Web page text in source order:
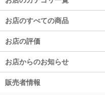
お店のすべての商品
お店の評価
お店からのお知らせ
販売者情報